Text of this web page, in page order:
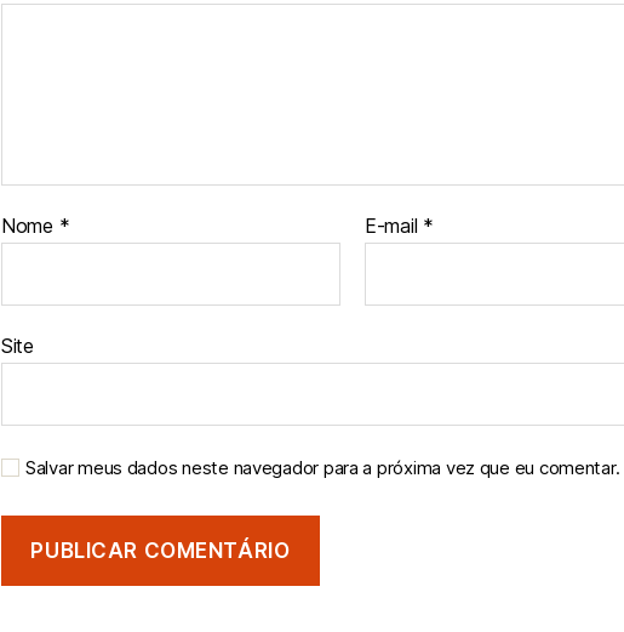
Nome * E-mail *
Site
Salvar meus dados neste navegador para a próxima vez que eu comentar.